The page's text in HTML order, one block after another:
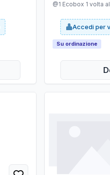
@1 Ecobox 1 volta
Accedi per
Su ordinazione